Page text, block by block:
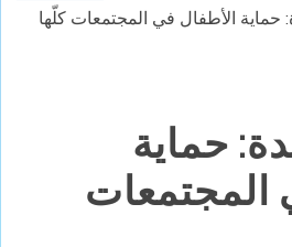
حماية الأطفال في المجتمعات كلّها
حماية
المجتمعات